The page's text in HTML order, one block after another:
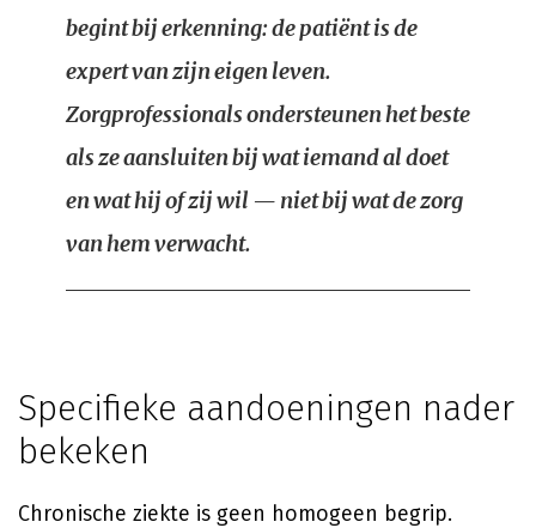
begint bij erkenning: de patiënt is de
expert van zijn eigen leven.
Zorgprofessionals ondersteunen het beste
als ze aansluiten bij wat iemand al doet
en wat hij of zij wil — niet bij wat de zorg
van hem verwacht.
Specifieke aandoeningen nader
bekeken
Chronische ziekte is geen homogeen begrip.